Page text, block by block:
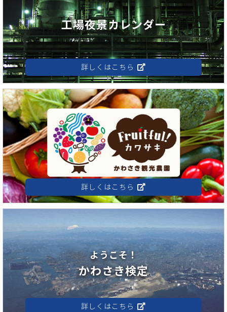
工場夜景カレンダー
詳しくはこちら
詳しくはこちら
ようこそ！
かわさき検定
詳しくはこちら